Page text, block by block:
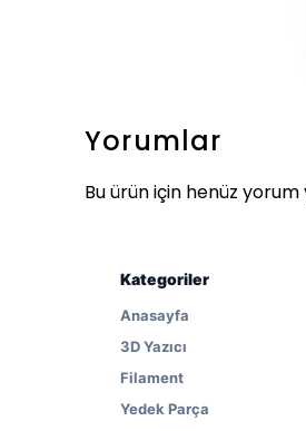
Yorumlar
Bu ürün için henüz yorum
Kategoriler
Anasayfa
3D Yazıcı
Filament
Yedek Parça